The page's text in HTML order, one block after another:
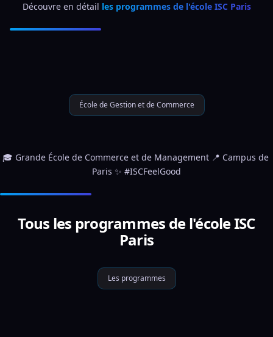
Découvre en détail les programmes de l'école ISC Paris
École de Gestion et de Commerce
🎓 Grande École de Commerce et de Management 📍 Campus de
Paris ✨ #ISCFeelGood
Tous les programmes de l'école ISC
Paris
Les programmes